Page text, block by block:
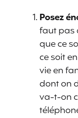
Posez
faut pas
que ce
ce soit
vie en
dont on
va-t-on